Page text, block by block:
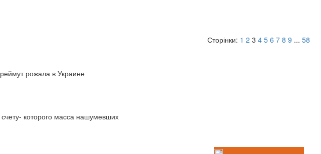
рожала в Украине
которого масса нашумевших
Сторінки: 1 2 3 4 5 6 7 8 9 ... 58